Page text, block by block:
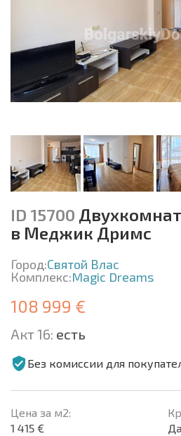
ID 15700
в Меджик Дримс
Город:Святой Влас
Комплекс:Magic Dreams
108 999 €
Акт 16: есть
Без комиссии для
Цена за м2:
1 415 €
Да